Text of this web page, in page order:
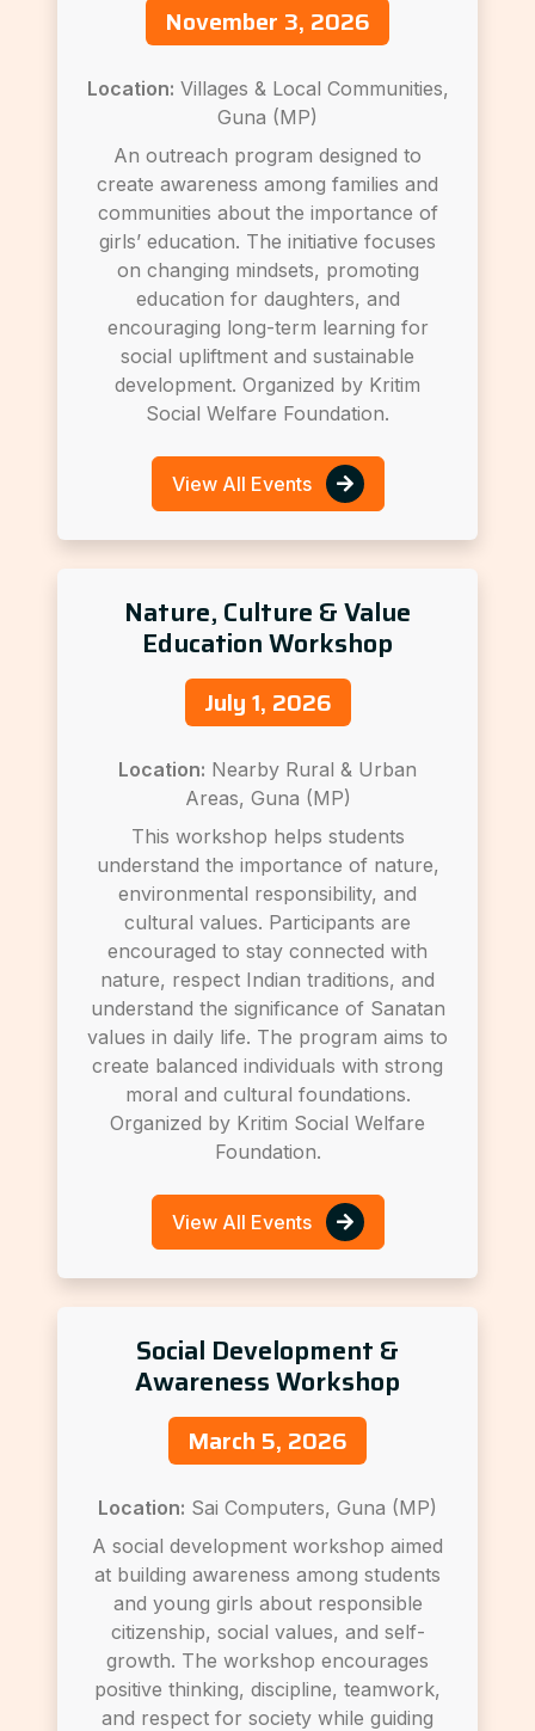
November 3, 2026
Location: Villages & Local Communities,
Guna (MP)
An outreach program designed to
create awareness among families and
communities about the importance of
girls’ education. The initiative focuses
on changing mindsets, promoting
education for daughters, and
encouraging long-term learning for
social upliftment and sustainable
development. Organized by Kritim
Social Welfare Foundation.
View All Events
Nature, Culture & Value
Education Workshop
July 1, 2026
Location: Nearby Rural & Urban
Areas, Guna (MP)
This workshop helps students
understand the importance of nature,
environmental responsibility, and
cultural values. Participants are
encouraged to stay connected with
nature, respect Indian traditions, and
understand the significance of Sanatan
values in daily life. The program aims to
create balanced individuals with strong
moral and cultural foundations.
Organized by Kritim Social Welfare
Foundation.
View All Events
Social Development &
Awareness Workshop
March 5, 2026
Location: Sai Computers, Guna (MP)
A social development workshop aimed
at building awareness among students
and young girls about responsible
citizenship, social values, and self-
growth. The workshop encourages
positive thinking, discipline, teamwork,
and respect for society while guiding